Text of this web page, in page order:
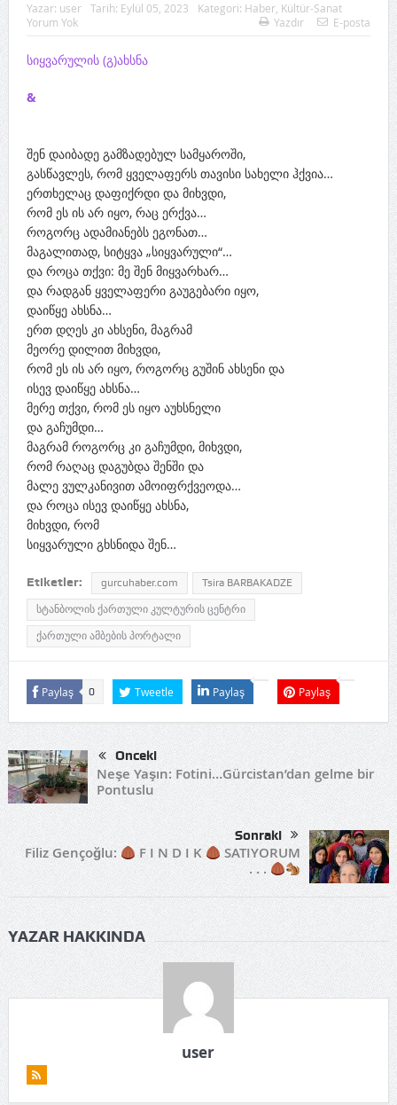
Yazar: user Tarih: Eylül 05, 2023 Kategori: Haber, Kültür-Sanat
Yorum Yok
Yazdır E-posta
სიყვარულის (გ)ახსნა
&
შენ დაიბადე გამზადებულ სამყაროში,
გასწავლეს, რომ ყველაფერს თავისი სახელი ჰქვია…
ერთხელაც დაფიქრდი და მიხვდი,
რომ ეს ის არ იყო, რაც ერქვა…
როგორც ადამიანებს ეგონათ…
მაგალითად, სიტყვა „სიყვარული“…
და როცა თქვი: მე შენ მიყვარხარ…
და რადგან ყველაფერი გაუგებარი იყო,
დაიწყე ახსნა…
ერთ დღეს კი ახსენი, მაგრამ
მეორე დილით მიხვდი,
რომ ეს ის არ იყო, როგორც გუშინ ახსენი და
ისევ დაიწყე ახსნა…
მერე თქვი, რომ ეს იყო აუხსნელი
და გაჩუმდი…
მაგრამ როგორც კი გაჩუმდი, მიხვდი,
რომ რაღაც დაგუბდა შენში და
მალე ვულკანივით ამოიფრქვეოდა…
და როცა ისევ დაიწყე ახსნა,
მიხვდი, რომ
სიყვარული გხსნიდა შენ…
Etiketler: gurcuhaber.com Tsira BARBAKADZE
სტანბოლის ქართული კულტურის ცენტრი
ქართული ამბების პორტალი
Paylaş 0 Tweetle Paylaş Paylaş
Önceki
Neşe Yaşın: Fotini…Gürcistan’dan gelme bir
Pontuslu
Sonraki
Filiz Gençoğlu: F I N D I K
SATIYORUM
. . .
YAZAR HAKKINDA
user